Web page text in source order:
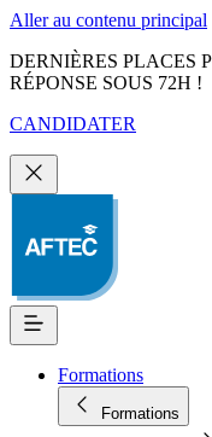
Aller au contenu principal
DERNIÈRES PLACES
RÉPONSE SOUS 72H !
CANDIDATER
Formations
Formations